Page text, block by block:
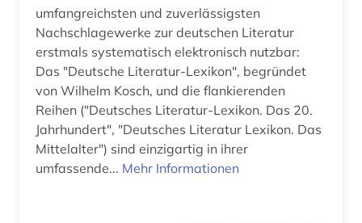
frauenbewegung (1)
frauenbild (1)
frauenforschung (2)
frauengeschichte (1)
frauenliteratur (1)
galicisch-portugiesisch (1)
umfangreichsten und zuverlässigsten
Nachschlagewerke zur deutschen Literatur
erstmals systematisch elektronisch nutzbar:
Das "Deutsche Literatur-Lexikon", begründet
von Wilhelm Kosch, und die flankierenden
Reihen ("Deutsches Literatur-Lexikon. Das 20.
Jahrhundert", "Deutsches Literatur Lexikon. Das
Mittelalter") sind einzigartig in ihrer
umfassende... Mehr Informationen